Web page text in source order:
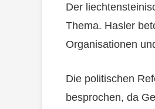
Der
Thema. Hasler
Organisationen
Die politischen
besprochen, da